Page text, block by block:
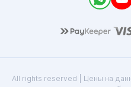
All rights reserved | Цены на